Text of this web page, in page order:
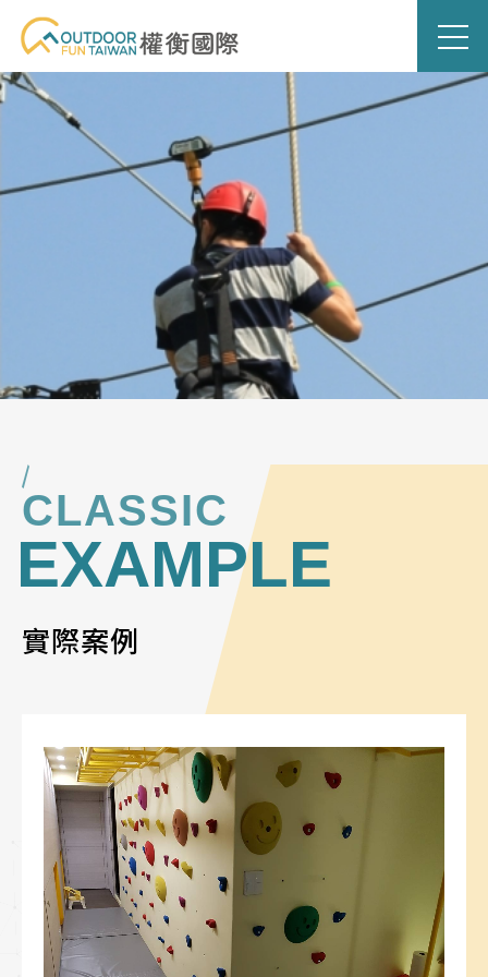
CLASSIC
EXAMPLE
實際案例